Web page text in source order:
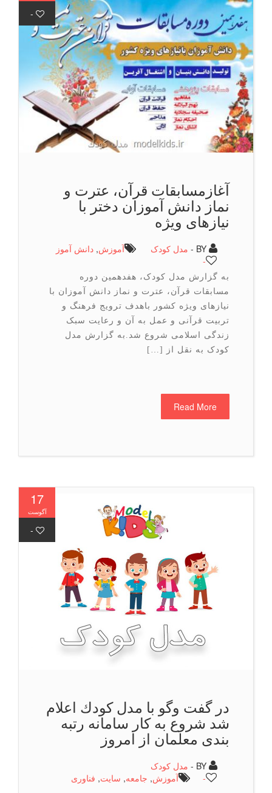
-
آغازمسابقات قرآن، عترت و
نماز دانش آموزان دختر با
نیازهای ویژه
مدل کودک آموزش,دانش آموز
به گزارش مدل کودک، هفدهمین دوره
مسابقات قرآن، عترت و نماز دانش آموزان با
نیازهای ویژه کشور باهدف ترویج فرهنگ و
تربیت قرآنی و عمل به آن و رعایت سبک
زندگی اسلامی شروع شد.به گزارش مدل
کودک به نقل از […]
Read More
در گفت وگو با مدل كودك اعلام
شد شروع به کار سامانه رتبه
بندی معلمان از امروز
مدل کودک
آموزش,جامعه ,سایت,فناوری